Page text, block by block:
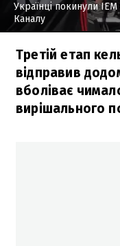
Українці покинули
Каналу
Третій етап
відправив
вболіває
вирішального